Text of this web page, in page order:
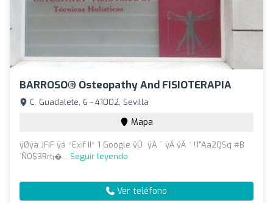
BARROSO® Osteopathy And FISIOTERAPIA
C. Guadalete, 6 - 41002, Sevilla
Mapa
ÿØÿà JFIF ÿá *Exif II* 1 Google ÿÛ  ÿÀ ¨ ÿÄ ÿÄ ^ !1"Aa2QSq #B
´ÑÓ$3Rrt¡�... Seguir leyendo
Ver teléfono